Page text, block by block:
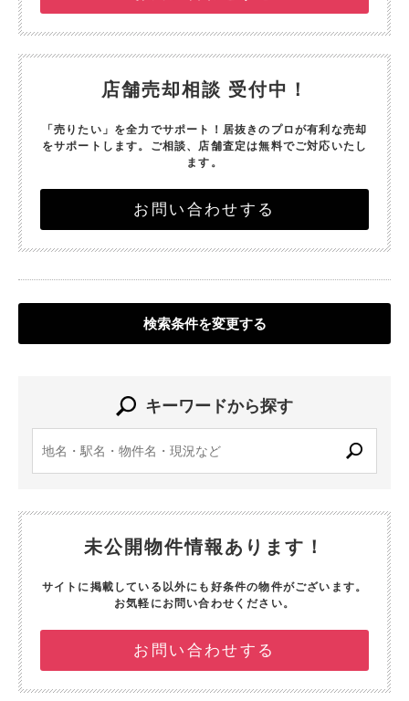
店舗売却相談 受付中！
「売りたい」を全力でサポート！ 居抜きのプロが有利な売却
をサポートします。 ご相談、店舗査定は無料でご対応いたし
ます。
お問い合わせする
検索条件を変更する
キーワードから探す
未公開物件情報あります！
サイトに掲載している以外にも好条件の物件がございます。
お気軽にお問い合わせください。
お問い合わせする